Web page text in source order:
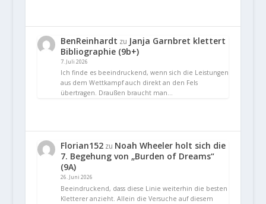
BenReinhardt zu Janja Garnbret klettert
Bibliographie (9b+)
7. Juli 2026
Ich finde es beeindruckend, wenn sich die Leistungen
aus dem Wettkampf auch direkt an den Fels
übertragen. Draußen braucht man…
Florian152zu Noah Wheeler holt sich die
7. Begehung von „Burden of Dreams“
(9A)
26. Juni 2026
Beeindruckend, dass diese Linie weiterhin die besten
Kletterer anzieht. Allein die Versuche auf diesem